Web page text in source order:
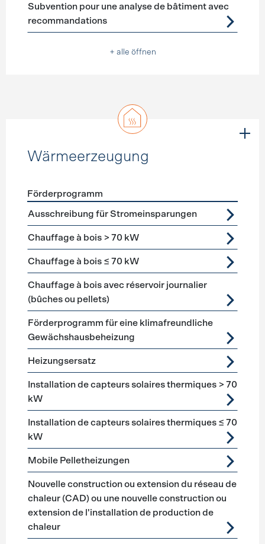
Subvention pour une analyse de bâtiment avec
recommandations
+ alle öffnen
Wärmeerzeugung
Förderprogramme Wärmeerzeugung
Förderprogramm
Ausschreibung für Stromeinsparungen
Chauffage à bois > 70 kW
Chauffage à bois ≤ 70 kW
Chauffage à bois avec réservoir journalier
(bûches ou pellets)
Förderprogramm für eine klimafreundliche
Gewächshausbeheizung
Heizungsersatz
Installation de capteurs solaires thermiques > 70
kW
Installation de capteurs solaires thermiques ≤ 70
kW
Mobile Pelletheizungen
Nouvelle construction ou extension du réseau de
chaleur (CAD) ou une nouvelle construction ou
extension de l'installation de production de
chaleur